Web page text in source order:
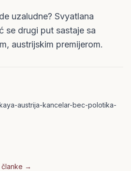
uzaludne? Svyatlana
se drugi put sastaje sa
austrijskim premijerom.
austrija-kancelar-bec-polotika-
članke →